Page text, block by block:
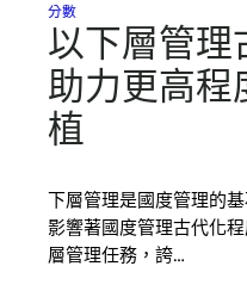
分數
以下層管理
助力更高程
植
下層管理是國度管理的
影響著國度管理古代化
層管理任務，誇…